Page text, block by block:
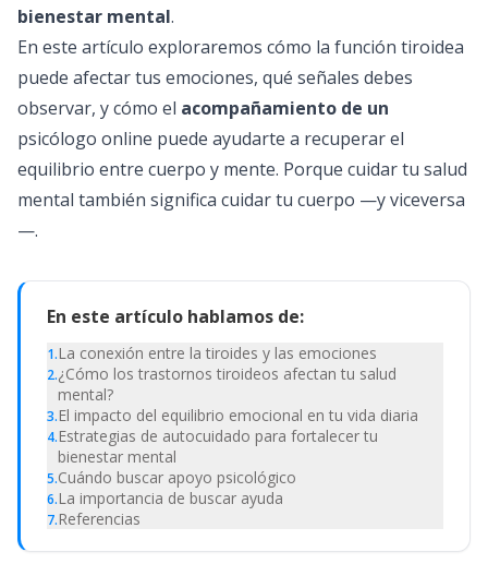
bienestar mental.
En este artículo exploraremos cómo la función tiroidea
puede afectar tus emociones, qué señales debes
observar, y cómo el acompañamiento de un
psicólogo online puede ayudarte a recuperar el
equilibrio entre cuerpo y mente. Porque cuidar tu salud
mental también significa cuidar tu cuerpo —y viceversa
—.
En este artículo hablamos de:
1.La conexión entre la tiroides y las emociones
2.¿Cómo los trastornos tiroideos afectan tu salud
mental?
3.El impacto del equilibrio emocional en tu vida diaria
4.Estrategias de autocuidado para fortalecer tu
bienestar mental
5.Cuándo buscar apoyo psicológico
6.La importancia de buscar ayuda
7.Referencias